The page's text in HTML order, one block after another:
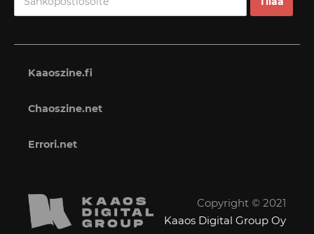
Kaaoszine.fi
Chaoszine.net
Errori.net
Copyright © 2021
Kaaos Digital Group Oy